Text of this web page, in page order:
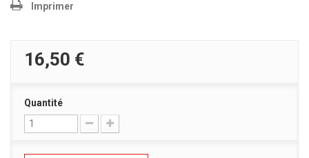
Imprimer
16,50 €
Quantité